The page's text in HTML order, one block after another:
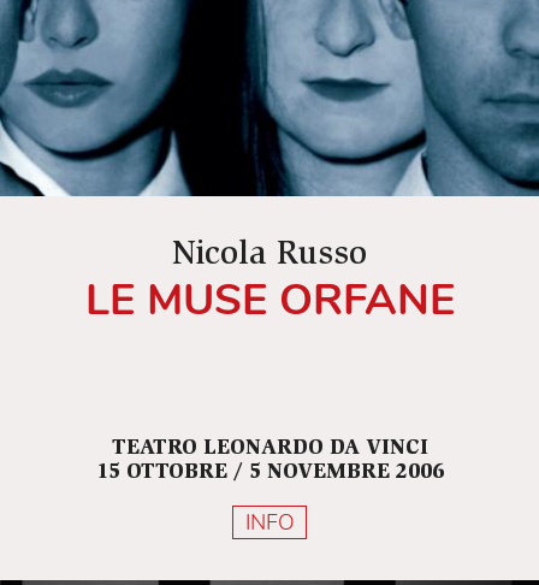
Nicola Russo
LE MUSE ORFANE
TEATRO LEONARDO DA VINCI
15 OTTOBRE / 5 NOVEMBRE 2006
INFO